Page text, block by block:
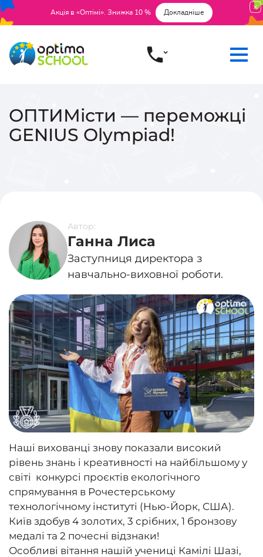
Акція в «Оптімі». Знижка 10 % Докладніше
ОПТИМісти — переможці
GENIUS Olympiad!
Автор:
Ганна Лиса
Заступниця директора з
навчально-виховної роботи.
Наші вихованці знову показали високий
рівень знань і креативності на найбільшому у
світі конкурсі проєктів екологічного
спрямування в Рочестерському
технологічному інституті (Нью-Йорк, США).
Київ здобув 4 золотих, 3 срібних, 1 бронзову
медалі та 2 почесні відзнаки!
Особливі вітання нашій учениці Камілі Шазі,